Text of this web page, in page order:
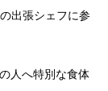
出張シェフに参
人へ特別な食体